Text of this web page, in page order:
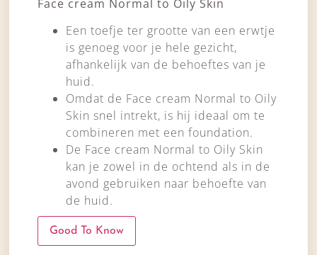
Face cream Normal to Oily Skin
Een toefje ter grootte van een erwtje
is genoeg voor je hele gezicht,
afhankelijk van de behoeftes van je
huid.
Omdat de Face cream Normal to Oily
Skin snel intrekt, is hij ideaal om te
combineren met een foundation.
De Face cream Normal to Oily Skin
kan je zowel in de ochtend als in de
avond gebruiken naar behoefte van
de huid.
Good To Know